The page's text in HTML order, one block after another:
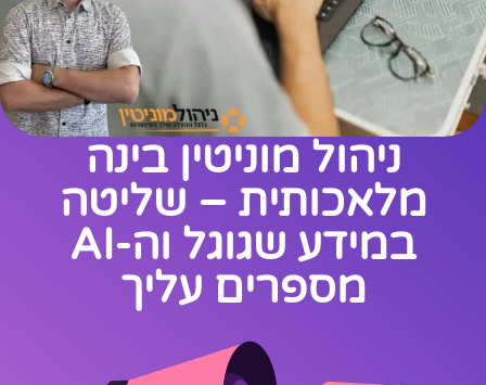
ניהול מוניטין בינה
מלאכותית – שליטה
במידע שגוגל וה-AI
מספרים עליך